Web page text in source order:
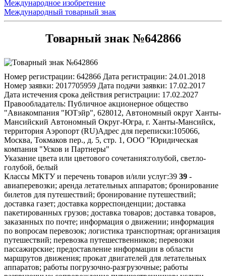
Международное изобретение
Международный товарный знак
Товарный знак №642866
Номер регистрации: 642866 Дата регистрации: 24.01.2018
Номер заявки: 2017705959 Дата подачи заявки: 17.02.2017
Дата истечения срока действия регистрации: 17.02.2027
Правообладатель: Публичное акционерное общество
"Авиакомпания "ЮТэйр", 628012, Автономный округ Ханты-
Мансийский Автономный Округ-Югра, г. Ханты-Мансийск,
территория Аэропорт (RU)Адрес для переписки:105066,
Москва, Токмаков пер., д. 5, стр. 1, ООО "Юридическая
компания "Усков и Партнеры"
Указание цвета или цветового сочетания:голубой, светло-
голубой, белый
Классы МКТУ и перечень товаров и/или услуг:39 39 -
авиаперевозки; аренда летательных аппаратов; бронирование
билетов для путешествий; бронирование путешествий;
доставка газет; доставка корреспонденции; доставка
пакетированных грузов; доставка товаров; доставка товаров,
заказанных по почте; информация о движении; информация
по вопросам перевозок; логистика транспортная; организация
путешествий; перевозка путешественников; перевозки
пассажирские; предоставление информации в области
маршрутов движения; прокат двигателей для летательных
аппаратов; работы погрузочно-разгрузочные; работы